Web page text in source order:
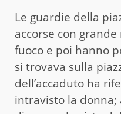
Le guardie della
accorse con
fuoco e poi hanno
si trovava sulla
dell’accaduto ha
intravisto la